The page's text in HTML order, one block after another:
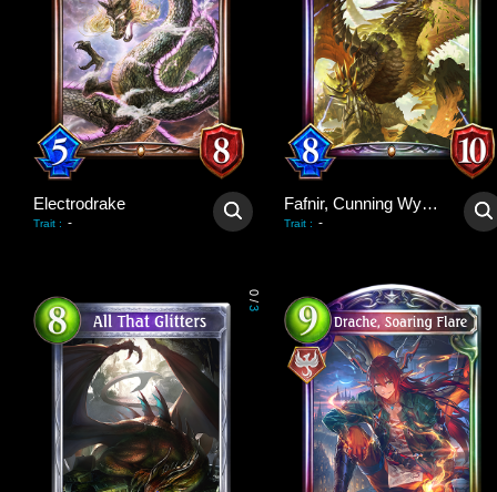
Electrodrake
Trait : -
Fafnir, Cunning Wyrm
Trait : -
0
/
3